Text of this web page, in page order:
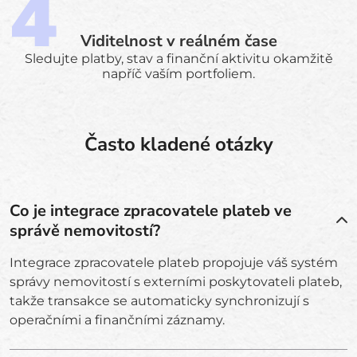
Viditelnost v reálném čase
Sledujte platby, stav a finanční aktivitu okamžitě
napříč vaším portfoliem.
Často kladené otázky
Co je integrace zpracovatele plateb ve
správě nemovitostí?
Integrace zpracovatele plateb propojuje váš systém
správy nemovitostí s externími poskytovateli plateb,
takže transakce se automaticky synchronizují s
operačními a finančními záznamy.